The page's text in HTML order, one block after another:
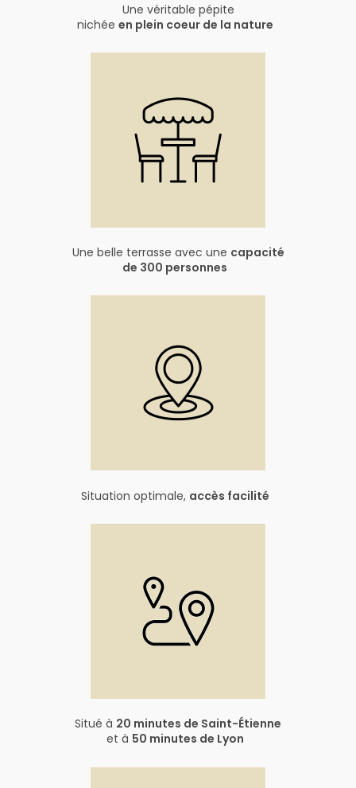
Une véritable pépite
nichée en plein coeur de la nature
Une belle terrasse avec une capacité
de 300 personnes
Situation optimale, accès facilité
Situé à 20 minutes de Saint-Étienne
et à 50 minutes de Lyon